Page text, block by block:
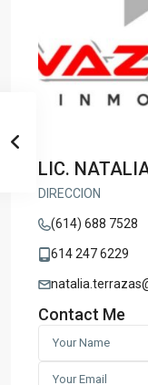
LIC.
DIRECCION
(614) 688 7528
614 247 6229
Contact Me